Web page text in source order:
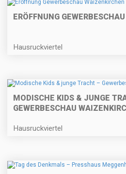
ERÖFFNUNG
Hausruckviertel
MODISCHE KIDS & JUNGE
GEWERBESCHAU
Hausruckviertel